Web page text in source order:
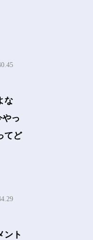
な
っ
てど
ント